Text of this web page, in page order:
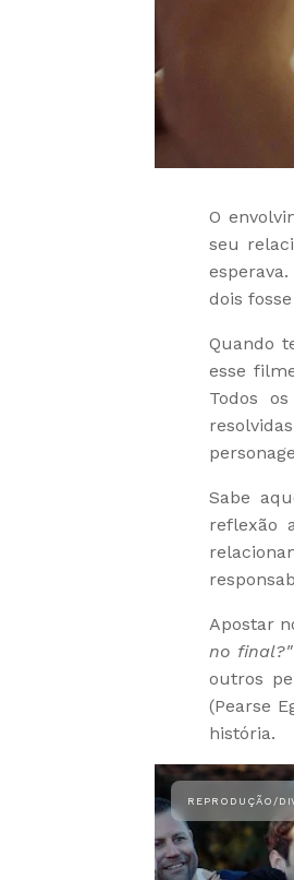
O
seu
dois
Quando
esse
Todos
Sabe
reflexão
Apostar
no final?"
outros
(Pearse
história.